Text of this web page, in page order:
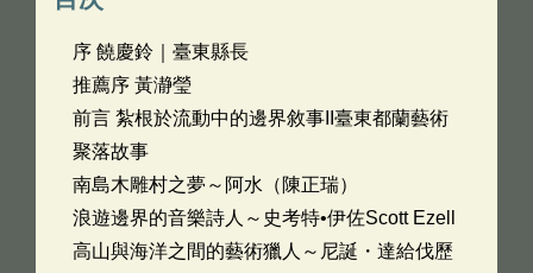
序 饒慶鈴｜臺東縣長
推薦序 黃瀞瑩
前言 紮根於流動中的邊界敘事II臺東都蘭藝術
聚落故事
南島木雕村之夢～阿水（陳正瑞）
浪遊邊界的音樂詩人～史考特•伊佐Scott Ezell
高山與海洋之間的藝術獵人～尼誕・達給伐歷